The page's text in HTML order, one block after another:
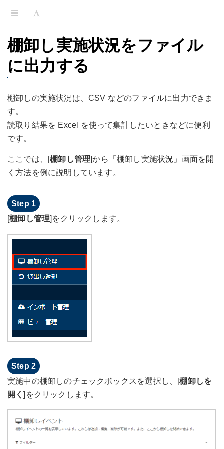
棚卸し実施状況をファイル
に出力する
棚卸しの実施状況は、CSV などのファイルに出力できま
す。
読取り結果を Excel を使って集計したいときなどに便利
です。
ここでは、[棚卸し管理]から「棚卸し実施状況」画面を開
く方法を例に説明しています。
[棚卸し管理]をクリックします。
実施中の棚卸しのチェックボックスを選択し、[棚卸しを
開く]をクリックします。